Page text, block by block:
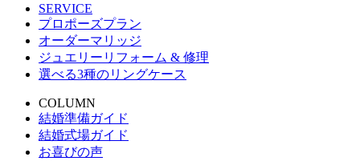
SERVICE
プロポーズプラン
オーダーマリッジ
ジュエリーリフォーム & 修理
選べる3種のリングケース
COLUMN
結婚準備ガイド
結婚式場ガイド
お喜びの声